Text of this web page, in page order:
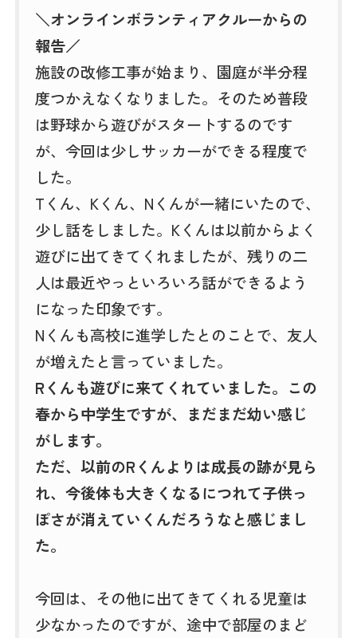
＼オンラインボランティアクルーからの
報告／
施設の改修工事が始まり、園庭が半分程
度つかえなくなりました。そのため普段
は野球から遊びがスタートするのです
が、今回は少しサッカーができる程度で
した。
Tくん、Kくん、Nくんが一緒にいたので、
少し話をしました。Kくんは以前からよく
遊びに出てきてくれましたが、残りの二
人は最近やっといろいろ話ができるよう
になった印象です。
Nくんも高校に進学したとのことで、友人
が増えたと言っていました。
Rくんも遊びに来てくれていました。この
春から中学生ですが、まだまだ幼い感じ
がします。
ただ、以前のRくんよりは成長の跡が見ら
れ、今後体も大きくなるにつれて子供っ
ぽさが消えていくんだろうなと感じまし
た。
今回は、その他に出てきてくれる児童は
少なかったのですが、途中で部屋のまど